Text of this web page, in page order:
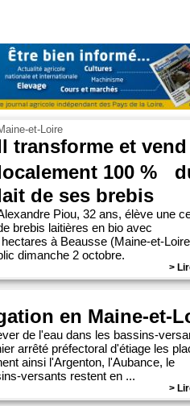
et-Loire
transforme et vend
100 %
de ses brebis
Piou, 32 ans, élève une
brebis laitières en bio avec
à Beausse (Maine-et-
dimanche 2 octobre.
>
en Maine-et-
de l'eau dans les bassins-
arrêté préfectoral d'étiage les
ainsi l'Argenton, l'Aubance, le
versants restent en ...
>